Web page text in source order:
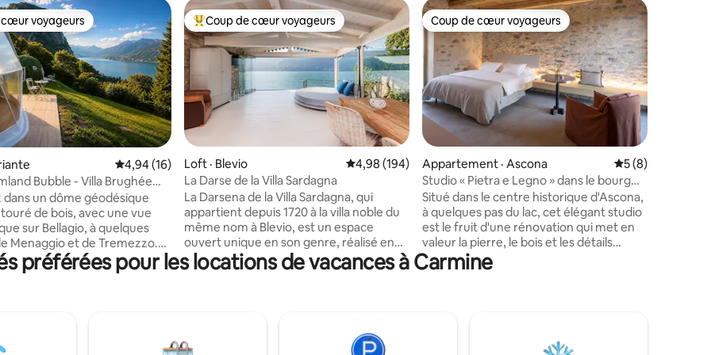
5, 38 commentaires
cœur voyageurs
voyageurs
Note moyenne de 4,94 sur 5, 16 commentaires
4,94 (16)
Bubble - Villa Brughée
dans un dôme géodésique
de bois, avec une vue
sur Bellagio, à quelques
Menaggio et de Tremezzo.
Bubble offre confort,
une connexion vraiment
profiter de l'accès à
Coup de cœur voyageurs parmi les plus aimés
Coup de cœur voyageurs
Loft · Blevio Note moyenne de 4,98 sur 5, 194 commentaires
4,98 (194)
La Darse de la Villa Sardagna
La Darsena de la Villa Sardagna, qui
appartient depuis 1720 à la villa noble du
même nom à Blevio, est un espace
ouvert unique en son genre, réalisé en
pierre ancienne, bois blanc et verre. Elle
donne sur un splendide panorama
ensoleillée, idéale pour des apéritifs
romantiques au coucher du soleil. Sur
Coup de cœur voyageurs
Coup de cœur voyageurs
Appartement · Ascona Note moyenne
5 (8)
Studio « Pietra e Legno » dans le bourg
d'Ascona
Situé dans le centre historique d'Ascona,
à quelques pas du lac, cet élégant studio
est le fruit d'une rénovation qui met en
valeur la pierre, le bois et les détails
authentiques. Au premier étage d'une
demeure au caractère tessinois, sur une
double, d'un coin détente, d'une salle de
préférées pour les locations de vacances à Carmine